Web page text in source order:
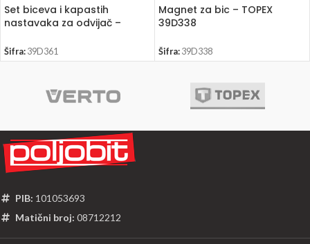
Set biceva i kapastih
nastavaka za odvijač –
Šifra: 39D361
Magnet za bic – TOPEX
39D338
Šifra: 39D338
PIB: 101053693
Matični broj: 08712212